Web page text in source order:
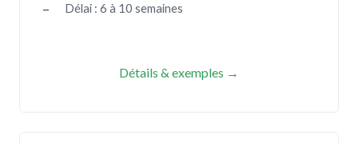
Délai : 6 à 10 semaines
Détails & exemples →